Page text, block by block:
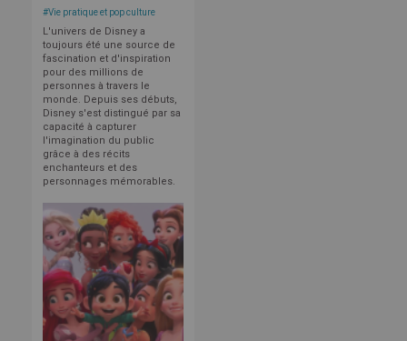
#Vie pratique et pop culture
L'univers de Disney a
toujours été une source de
fascination et d'inspiration
pour des millions de
personnes à travers le
monde. Depuis ses débuts,
Disney s'est distingué par sa
capacité à capturer
l'imagination du public
grâce à des récits
enchanteurs et des
personnages mémorables.